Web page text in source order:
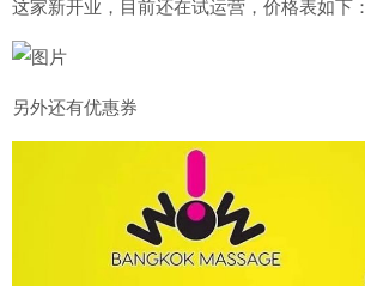
这家新开业，目前还在试运营，价格表如下：
另外还有优惠券